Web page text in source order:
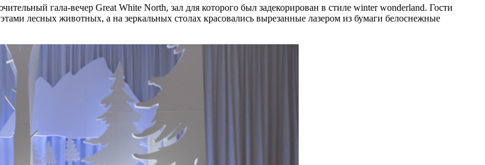
гала-вечер Great White North, зал для которого был задекорирован в стиле winter wonderland. Гости
лесных животных, а на зеркальных столах красовались вырезанные лазером из бумаги белоснежные